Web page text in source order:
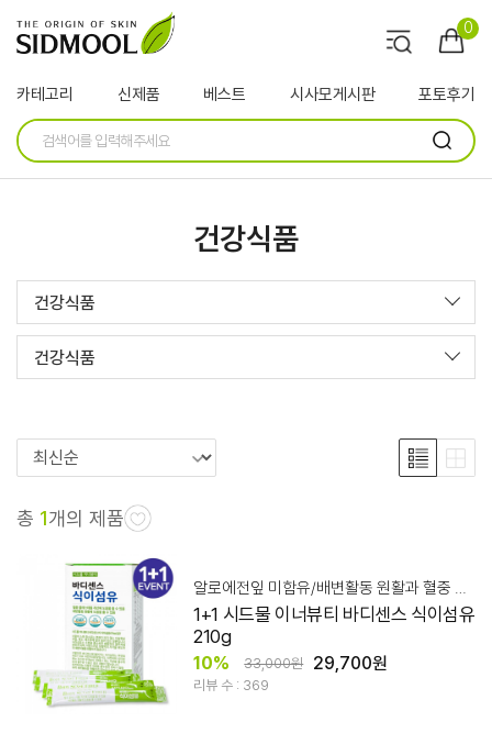
0
카테고리 신제품 베스트 시사모게시판 포토후기
건강식품
건강식품
건강식품
총 1개의 제품
알로에전잎 미함유/배변활동 원활과 혈중 콜레스테롤 개선에 도움
1+1 시드물 이너뷰티 바디센스 식이섬유
210g
10% 33,000원 29,700원
리뷰 수 : 369